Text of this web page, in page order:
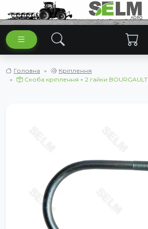
Головна
Кріплення
Скоба кріплення + 2 гайки BOURGAULT